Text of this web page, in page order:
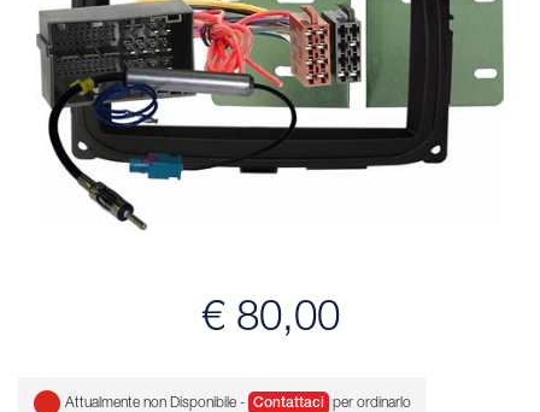
€ 80,00
Attualmente non Disponibile - Contattaci per ordinarlo